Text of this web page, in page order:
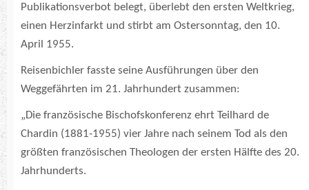
Publikationsverbot belegt, überlebt den ersten Weltkrieg,
einen Herzinfarkt und stirbt am Ostersonntag, den 10.
April 1955.
Reisenbichler fasste seine Ausführungen über den
Weggefährten im 21. Jahrhundert zusammen:
„Die französische Bischofskonferenz ehrt Teilhard de
Chardin (1881-1955) vier Jahre nach seinem Tod als den
größten französischen Theologen der ersten Hälfte des 20.
Jahrhunderts.